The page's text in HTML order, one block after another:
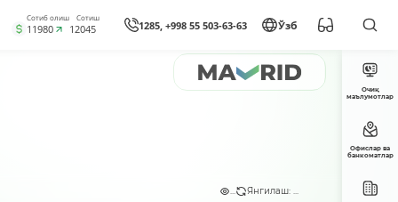
Сотиб олиш
11980
Сотиш
12045 1285, +998 55 503-63-63 Ўзб
... Янгилаш: ...
Очиқ
маълумотлар
Офислар ва
банкоматлар